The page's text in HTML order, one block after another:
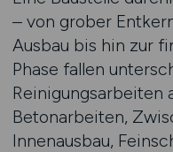
– von grober
Ausbau bis hin zur
Phase fallen
Reinigungsarbeiten
Betonarbeiten,
Innenausbau,